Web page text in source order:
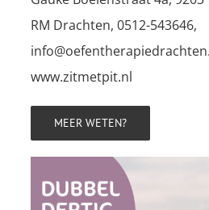
RM Drachten, 0512-543646,
www.zitmetpit.nl
MEER WETEN?